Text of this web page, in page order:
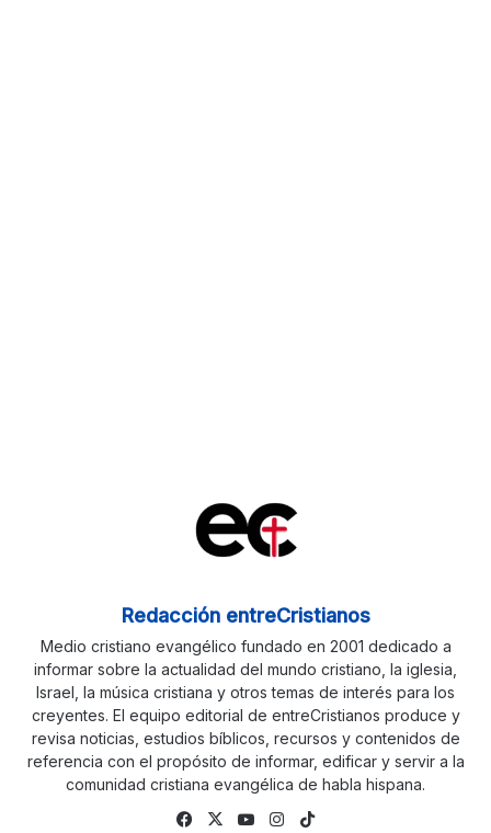
Redacción entreCristianos
Medio cristiano evangélico fundado en 2001 dedicado a
informar sobre la actualidad del mundo cristiano, la iglesia,
Israel, la música cristiana y otros temas de interés para los
creyentes. El equipo editorial de entreCristianos produce y
revisa noticias, estudios bíblicos, recursos y contenidos de
referencia con el propósito de informar, edificar y servir a la
comunidad cristiana evangélica de habla hispana.
Fa X Yo Ins